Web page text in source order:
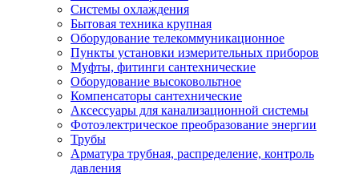
Системы охлаждения
Бытовая техника крупная
Оборудование телекоммуникационное
Пункты установки измерительных приборов
Муфты, фитинги сантехнические
Оборудование высоковольтное
Компенсаторы сантехнические
Аксессуары для канализационной системы
Фотоэлектрическое преобразование энергии
Трубы
Арматура трубная, распределение, контроль
давления